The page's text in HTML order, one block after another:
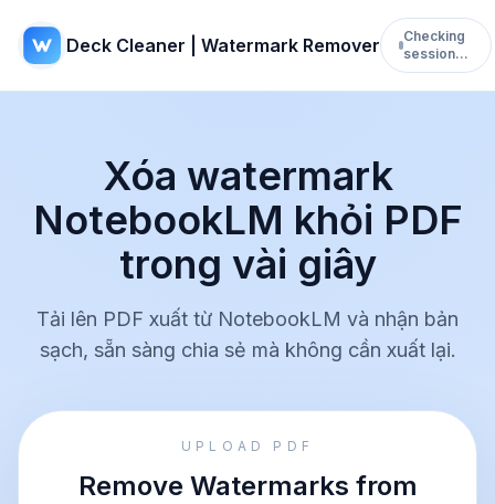
Deck Cleaner | Watermark Remover
Checking
session…
Xóa watermark
NotebookLM khỏi PDF
trong vài giây
Tải lên PDF xuất từ NotebookLM và nhận bản
sạch, sẵn sàng chia sẻ mà không cần xuất lại.
UPLOAD PDF
Remove Watermarks from